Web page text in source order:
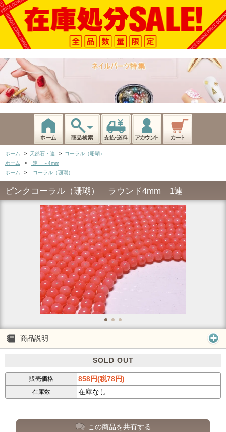
ホーム > 天然石・連 > コーラル（珊瑚）
ホーム
>
連 ～4mm
ホーム
> コーラル（珊瑚）
ピンクコーラル（珊瑚） ラウンド4mm 1連
商品説明
SOLD OUT
販売価格 858円(税78円)
在庫数 在庫なし
この商品を共有する